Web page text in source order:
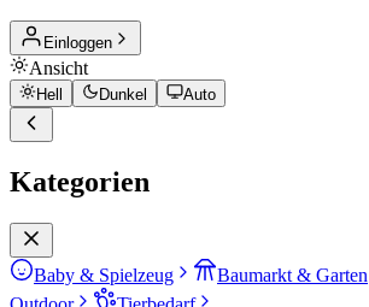
Einloggen
Ansicht
Hell Dunkel Auto
Kategorien
Baby & Spielzeug Baumarkt & Garten